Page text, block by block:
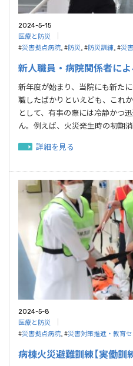
2024-5-15
医療と防災
#災害拠点病院, #防災, #防災訓練, #災
新人職員・病院関係者に
新年度が始まり、当院にも新た
職したばかりといえども、これ
として、有事の際には冷静かつ
ん。例えば、火災発生時の初期
詳細を見る
2024-5-8
医療と防災
#災害拠点病院 , #災害対策推進・教育
病棟火災避難訓練【実働訓